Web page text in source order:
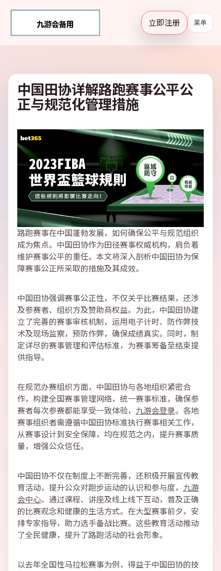
立即注册 菜单
中国田协详解路跑赛事公平公
正与规范化管理措施
路跑赛事在中国蓬勃发展，如何确保公平与规范组织
成为焦点。中国田协作为田径赛事权威机构，肩负着
维护赛事公平的重任。本文将深入剖析中国田协为保
障赛事公正所采取的措施及其成效。
中国田协强调赛事公正性，不仅关乎比赛结果，还涉
及参赛者、组织方及赞助商权益。为此，中国田协建
立了完善的赛事审核机制，运用电子计时、防作弊技
术及现场监察，预防作弊，确保成绩真实。同时，制
定详尽的赛事管理和评估标准，为赛事筹备至结束提
供指导。
在规范办赛组织方面，中国田协与各地组织紧密合
作，构建全国赛事管理网络，统一赛事标准，确保参
赛者每次参赛都能享受一致体验， 九游会登录。各地
赛事组织者需遵循中国田协标准执行赛事相关工作，
从赛事设计到安全保障，均在规范之内，提升赛事质
量，增强公众信任。
中国田协不仅在制度上不断完善，还积极开展宣传教
育活动，提升公众对跑步运动的认识和参与度， 九游
会中心。通过课程、讲座及线上线下互动，普及正确
的比赛观念和健康的生活方式。在大型赛事前夕，安
排专家指导，助力选手备战比赛。这些教育活动推动
了全民健康，提升了路跑活动的社会形象。
以去年全国性马拉松赛事为例，得益于中国田协的技